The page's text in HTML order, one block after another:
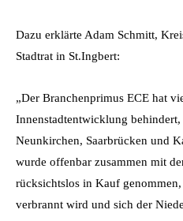
Dazu erklärte Adam Schmitt,
Stadtrat in St.Ingbert:
„Der Branchenprimus ECE hat
Innenstadtentwicklung
Neunkirchen, Saarbrücken und
wurde offenbar zusammen mit
rücksichtslos in Kauf
verbrannt wird und sich der